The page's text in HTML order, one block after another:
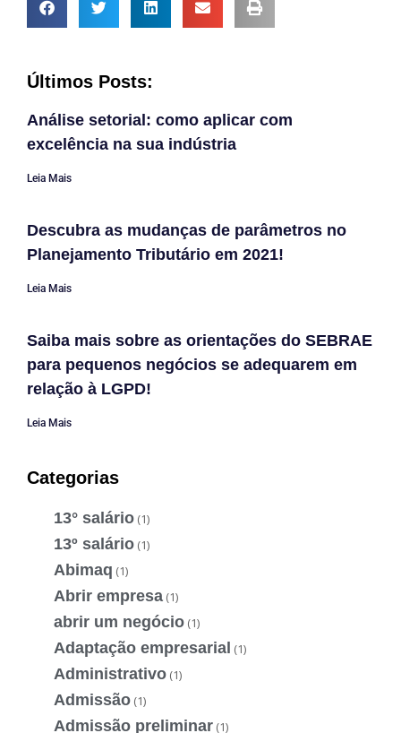
Últimos Posts:
Análise setorial: como aplicar com
excelência na sua indústria
Leia Mais
Descubra as mudanças de parâmetros no
Planejamento Tributário em 2021!
Leia Mais
Saiba mais sobre as orientações do SEBRAE
para pequenos negócios se adequarem em
relação à LGPD!
Leia Mais
Categorias
13° salário (1)
13º salário (1)
Abimaq (1)
Abrir empresa (1)
abrir um negócio (1)
Adaptação empresarial (1)
Administrativo (1)
Admissão (1)
Admissão preliminar (1)